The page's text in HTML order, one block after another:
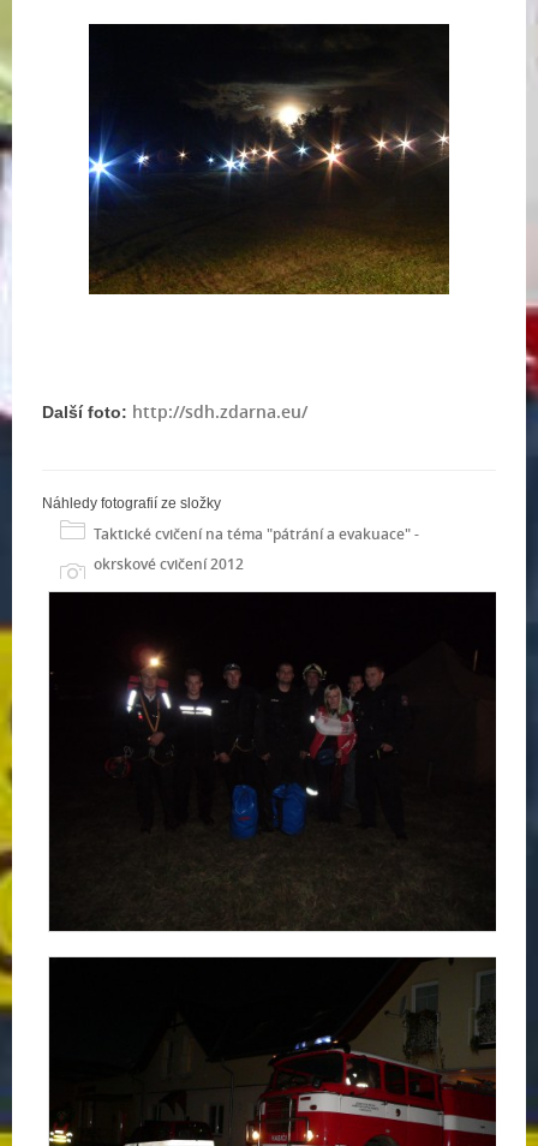
Další foto: http://sdh.zdarna.eu/
Náhledy fotografií ze složky
Taktické cvičení na téma "pátrání a evakuace" -
okrskové cvičení 2012